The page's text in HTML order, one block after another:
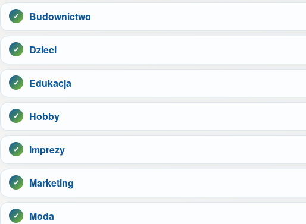
Budownictwo
Dzieci
Edukacja
Hobby
Imprezy
Marketing
Moda